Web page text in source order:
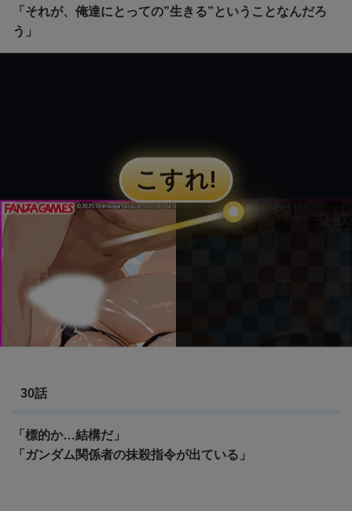
「それが、俺達にとっての”生きる”ということなんだろ
う」
30話
「標的か…結構だ」
「ガンダム関係者の抹殺指令が出ている」